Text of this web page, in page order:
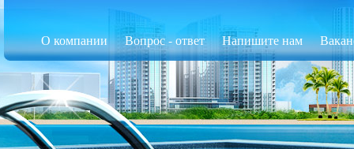
О компании Вопрос - ответ Напишите нам